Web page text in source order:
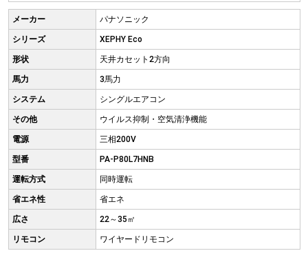
メーカー パナソニック
シリーズ XEPHY Eco
形状 天井カセット2方向
馬力 3馬力
システム シングルエアコン
その他 ウイルス抑制・空気清浄機能
電源 三相200V
型番 PA-P80L7HNB
運転方式 同時運転
省エネ性 省エネ
広さ 22～35㎡
リモコン ワイヤードリモコン